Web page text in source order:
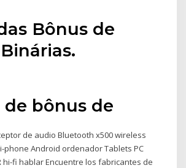
Bônus de
bônus de
de audio Bluetooth x500 wireless
phone Android ordenador Tablets PC
hi-fi hablar Encuentre los fabricantes de